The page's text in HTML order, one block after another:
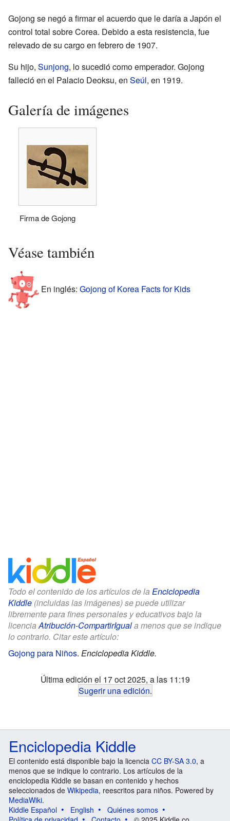
Gojong se negó a firmar el acuerdo que le daría a Japón el
control total sobre Corea. Debido a esta resistencia, fue
relevado de su cargo en febrero de 1907.
Su hijo, Sunjong, lo sucedió como emperador. Gojong
falleció en el Palacio Deoksu, en Seúl, en 1919.
Galería de imágenes
Firma de Gojong
Véase también
En inglés: Gojong of Korea Facts for Kids
Todo el contenido de los artículos de la Enciclopedia
Kiddle (incluidas las imágenes) se puede utilizar
libremente para fines personales y educativos bajo la
licenciaAtribución-CompartirIguala menos que se indique
lo contrario. Citar este artículo:
Gojong para Niños. Enciclopedia Kiddle.
Última edición el 17 oct 2025, a las 11:19
Sugerir una edición.
Enciclopedia Kiddle
El contenido está disponible bajo la licencia CC BY-SA 3.0, a
menos que se indique lo contrario. Los artículos de la
enciclopedia Kiddle se basan en contenido y hechos
seleccionados de Wikipedia, reescritos para niños. Powered by
MediaWiki.
Kiddle Español
English
Quiénes somos